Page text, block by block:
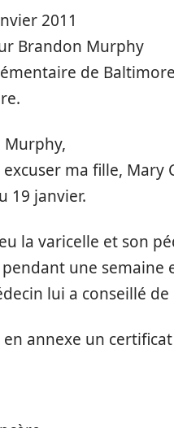
2011
Brandon Murphy
de Baltimore
Murphy,
excuser ma fille, Mary
19 janvier.
la varicelle et son
une semaine
lui a conseillé de
en annexe un